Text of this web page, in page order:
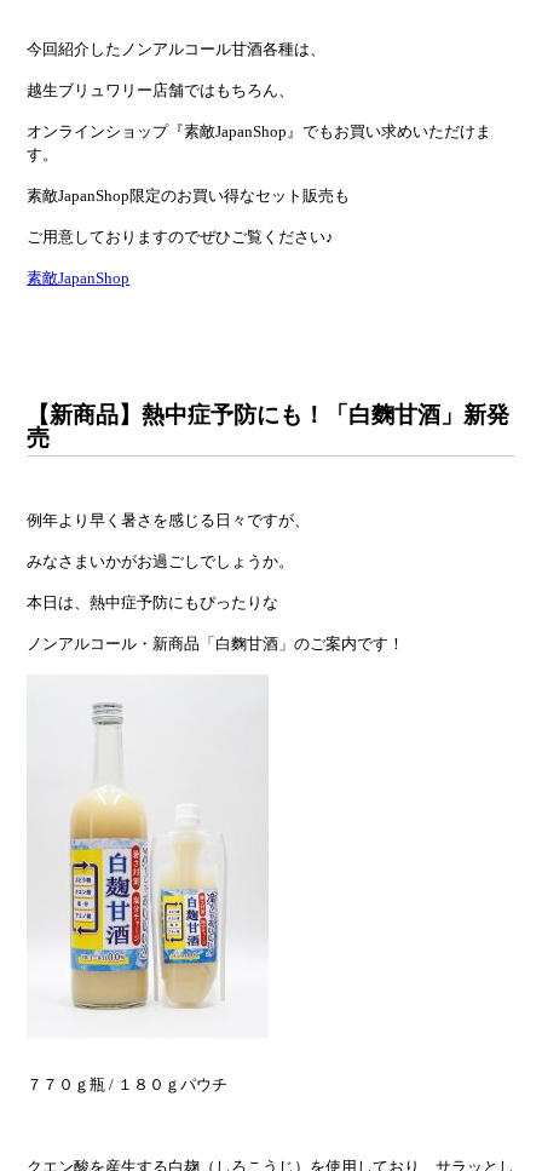
今回紹介したノンアルコール甘酒各種は、
越生ブリュワリー店舗ではもちろん、
オンラインショップ『素敵JapanShop』でもお買い求めいただけま
す。
素敵JapanShop限定のお買い得なセット販売も
ご用意しておりますのでぜひご覧ください♪
素敵JapanShop
【新商品】熱中症予防にも！「白麴甘酒」新発
売
例年より早く暑さを感じる日々ですが、
みなさまいかがお過ごしでしょうか。
本日は、熱中症予防にもぴったりな
ノンアルコール・新商品「白麴甘酒」のご案内です！
７７０ｇ瓶 / １８０ｇパウチ
クエン酸を産生する白麹（しろこうじ）を使用しており、サラッとし